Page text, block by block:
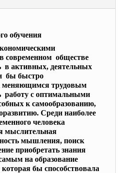
обучения
современном обществе
в активных, деятельных
бы быстро
меняющимся трудовым
работу с оптимальными
к самообразованию,
Среди наиболее
человека
мыслительная
мышления, поиск
приобретать знания
на образование
бы способствовала